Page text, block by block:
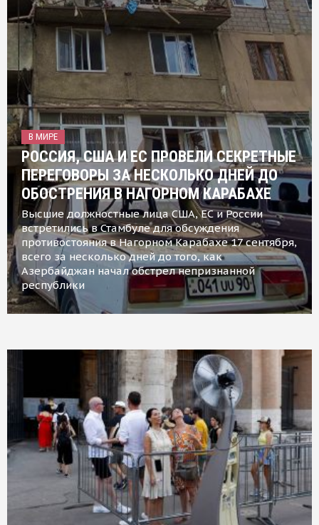
В МИРЕ
РОССИЯ, США И ЕС ПРОВЕЛИ СЕКРЕТНЫЕ
ПЕРЕГОВОРЫ ЗА НЕСКОЛЬКО ДНЕЙ ДО
ОБОСТРЕНИЯ В НАГОРНОМ КАРАБАХЕ
Высшие должностные лица США, ЕС и России
встретились в Стамбуле для обсуждения
противостояния в Нагорном Карабахе 17 сентября,
всего за несколько дней до того, как
Азербайджан начал обстрел непризнанной
республики